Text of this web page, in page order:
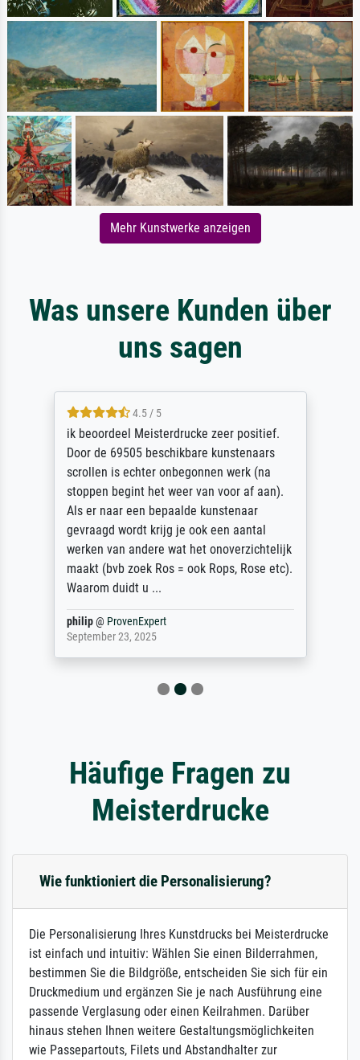
Mehr Kunstwerke anzeigen
Was unsere Kunden über
uns sagen
4.5 / 5
ik beoordeel Meisterdrucke zeer positief.
Door de 69505 beschikbare kunstenaars
scrollen is echter onbegonnen werk (na
stoppen begint het weer van voor af aan).
Als er naar een bepaalde kunstenaar
gevraagd wordt krijg je ook een aantal
werken van andere wat het onoverzichtelijk
maakt (bvb zoek Ros = ook Rops, Rose etc).
Waarom duidt u ...
philip@ ProvenExpert
September 23, 2025
Häufige Fragen zu
Meisterdrucke
Wie funktioniert die Personalisierung?
Die Personalisierung Ihres Kunstdrucks bei Meisterdrucke
ist einfach und intuitiv: Wählen Sie einen Bilderrahmen,
bestimmen Sie die Bildgröße, entscheiden Sie sich für ein
Druckmedium und ergänzen Sie je nach Ausführung eine
passende Verglasung oder einen Keilrahmen. Darüber
hinaus stehen Ihnen weitere Gestaltungsmöglichkeiten
wie Passepartouts, Filets und Abstandhalter zur